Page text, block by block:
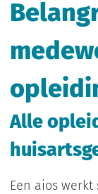
Alle
Een aios